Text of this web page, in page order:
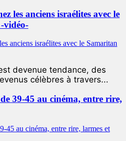
les anciens israélites avec le
vidéo-
devenue tendance, des
célèbres à travers...
39-45 au cinéma, entre rire,